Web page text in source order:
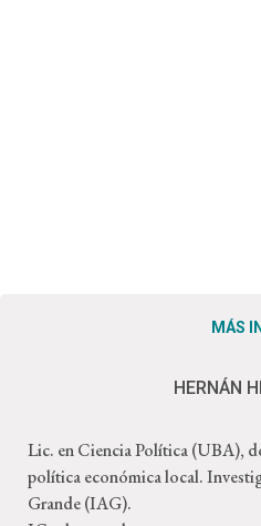
MÁS
HERNÁN
Lic. en Ciencia Política (UBA),
política económica local.
Grande (IAG).